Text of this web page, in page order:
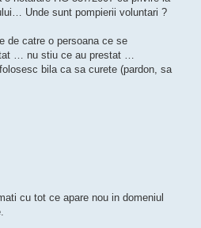
Unde sunt pompierii voluntari ?
de catre o persoana ce se
… nu stiu ce au prestat …
bila ca sa curete (pardon, sa
cu tot ce apare nou in domeniul